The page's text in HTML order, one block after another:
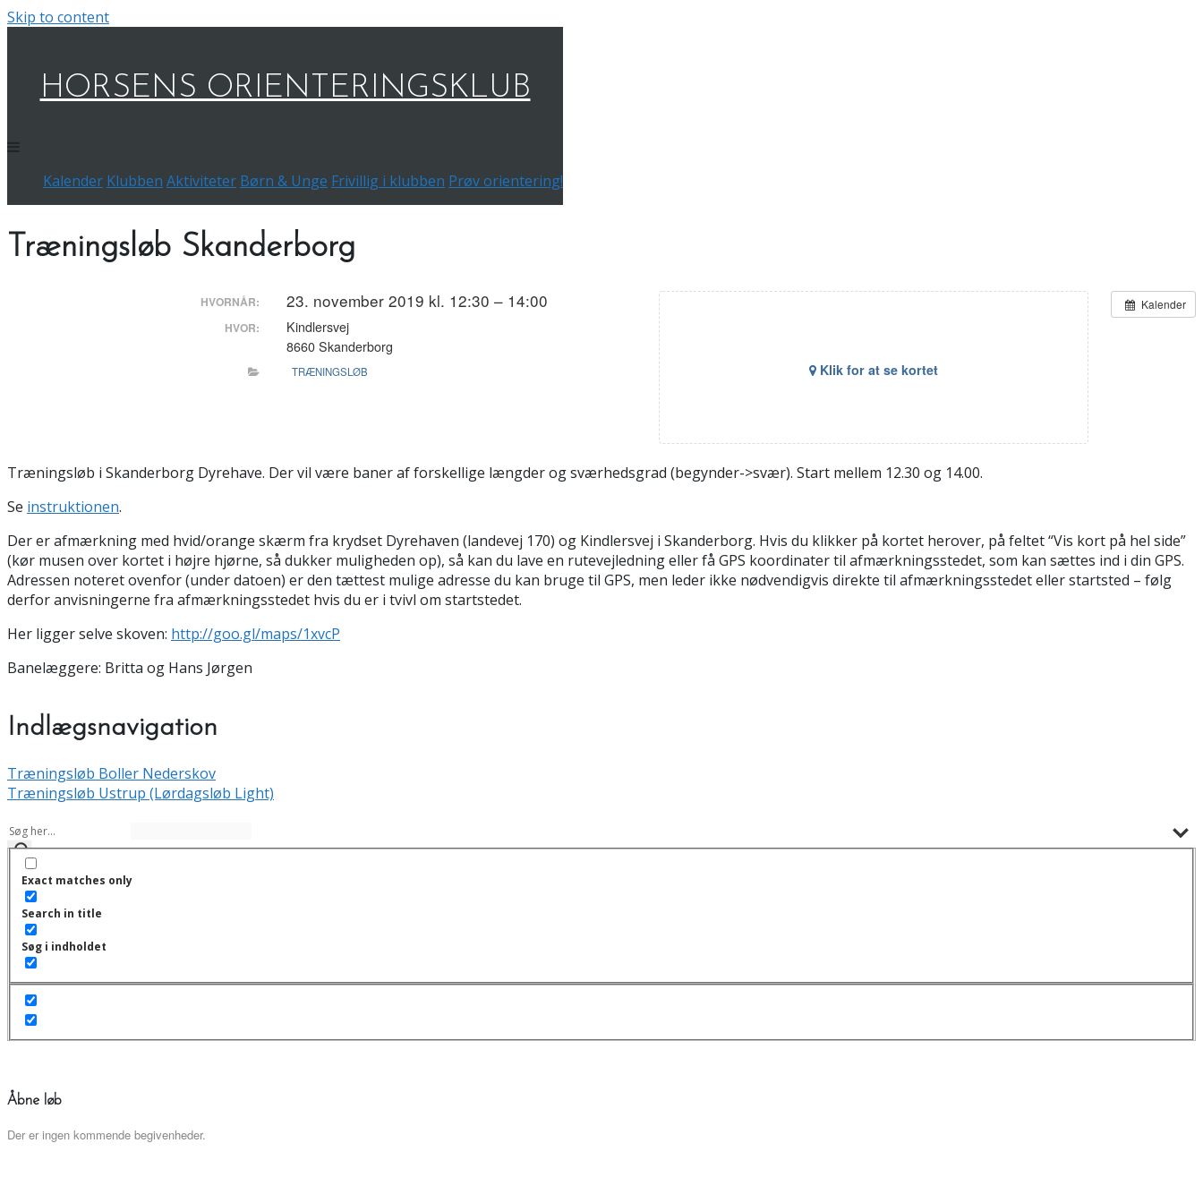
Skip to content
HORSENS ORIENTERINGSKLUB
Kalender Klubben Aktiviteter Børn & Unge Frivillig i klubben Prøv orientering!
Træningsløb Skanderborg
Kalender
Klik for at se kortet
HVORNÅR: 23. november 2019 kl. 12:30 – 14:00
HVOR:
Kindlersvej
8660 Skanderborg
TRÆNINGSLØB
Træningsløb i Skanderborg Dyrehave. Der vil være baner af forskellige længder og sværhedsgrad (begynder->svær). Start mellem 12.30 og 14.00.
Se instruktionen.
Der er afmærkning med hvid/orange skærm fra krydset Dyrehaven (landevej 170) og Kindlersvej i Skanderborg. Hvis du klikker på kortet herover, på feltet “Vis kort på hel side”
(kør musen over kortet i højre hjørne, så dukker muligheden op), så kan du lave en rutevejledning eller få GPS koordinater til afmærkningsstedet, som kan sættes ind i din GPS.
Adressen noteret ovenfor (under datoen) er den tættest mulige adresse du kan bruge til GPS, men leder ikke nødvendigvis direkte til afmærkningsstedet eller startsted – følg
derfor anvisningerne fra afmærkningsstedet hvis du er i tvivl om startstedet.
Her ligger selve skoven: http://goo.gl/maps/1xvcP
Banelæggere: Britta og Hans Jørgen
Indlægsnavigation
Træningsløb Boller Nederskov
Træningsløb Ustrup (Lørdagsløb Light)
Exact matches only
Search in title
Søg i indholdet
Åbne løb
Der er ingen kommende begivenheder.